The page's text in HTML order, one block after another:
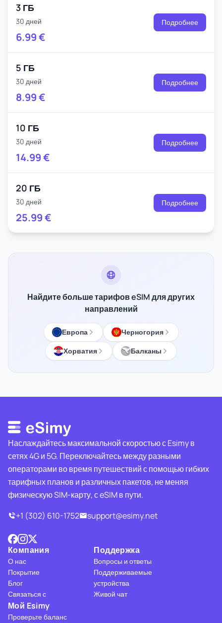
3 ГБ
30 дней
6.99€
Подробнее
5 ГБ
30 дней
8.99€
Подробнее
10 ГБ
30 дней
14.99€
Подробнее
20 ГБ
30 дней
25.99€
Подробнее
Найдите больше тарифов eSIM для других
направлений
Европа
Черногория
Хорватия
Балканы
Наслаждайтесь максимальной скоростью с Esimy в
сетях 4G и 5G. Переключайтесь между разными
операторами во время путешествий с помощью гибких
тарифных планов и различных пакетов, не меняя
физическую SIM-карту, с eSIM в пути.
+1 (302) 610-1752
support@esimy.net
Компания
О нас
Покрытие
Блог
Связаться с
Поддержка
Вопросы и ответы
Поддерживаемые
устройства
Живой чат
Мой Esimy
Проверьте баланс